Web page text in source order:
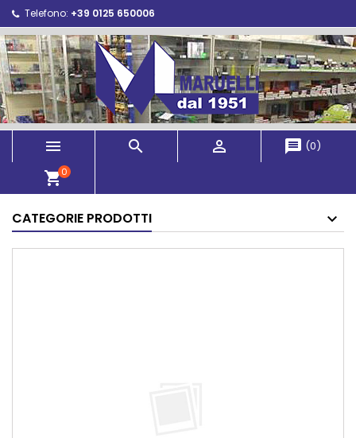
Telefono: +39 0125 650006
   message (0)
shopping_cart0
CATEGORIE PRODOTTI